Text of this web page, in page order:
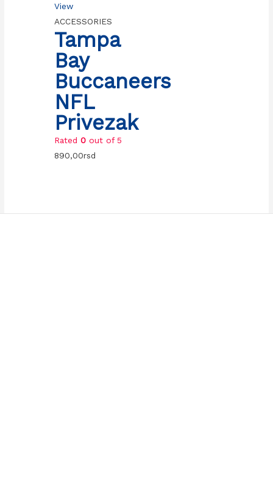
View
ACCESSORIES
Tampa
Bay
Buccaneers
NFL
Privezak
Rated0 out of 5
890,00rsd